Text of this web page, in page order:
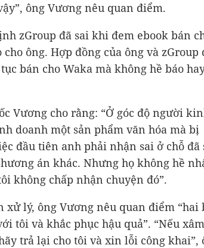
ông Vương nêu quan điểm.
zGroup đã sai khi đem ebook bán
ông. Hợp đồng của ông và zGroup
bán cho Waka mà không hề báo
Vương cho rằng: “Ở góc độ người
doanh một sản phẩm văn hóa mà bị
đầu tiên anh phải nhận sai ở chỗ đã
án khác. Nhưng họ không hề
không chấp nhận chuyện đó”.
lý, ông Vương nêu quan điểm “hai
tôi và khắc phục hậu quả”. “Nếu xâm
trả lại cho tôi và xin lỗi công khai”,